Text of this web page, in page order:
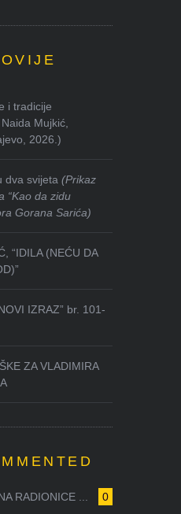
i tradicije
Mujkić,
2026.)
dva svijeta(Prikaz
“Kao da zidu
Gorana Sarića)
“IDILA (NEĆU DA
IZRAZ” br. 101-
ZA VLADIMIRA
0
RADIONICE ...